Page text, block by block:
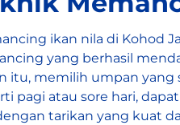
ikan nila di Kohod
yang berhasil
itu, memilih umpan
pagi atau sore hari,
tarikan yang kuat